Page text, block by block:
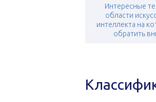
Интересные
области
интеллекта на
обратить